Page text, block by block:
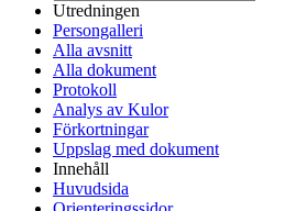
Utredningen
Persongalleri
Alla avsnitt
Alla dokument
Protokoll
Analys av Kulor
Förkortningar
Uppslag med dokument
Innehåll
Huvudsida